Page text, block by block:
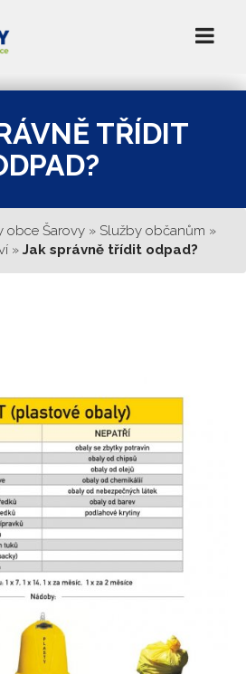
TŘÍDIT
obce Šarovy » Služby občanům »
» Jak správně třídit odpad?